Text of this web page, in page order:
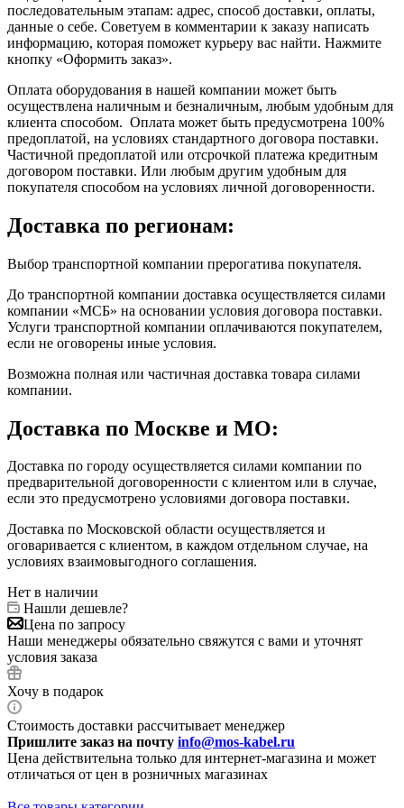
последовательным этапам: адрес, способ доставки, оплаты,
данные о себе. Советуем в комментарии к заказу написать
информацию, которая поможет курьеру вас найти. Нажмите
кнопку «Оформить заказ».
Оплата оборудования в нашей компании может быть
осуществлена наличным и безналичным, любым удобным для
клиента способом. Оплата может быть предусмотрена 100%
предоплатой, на условиях стандартного договора поставки.
Частичной предоплатой или отсрочкой платежа кредитным
договором поставки. Или любым другим удобным для
покупателя способом на условиях личной договоренности.
Доставка по регионам:
Выбор транспортной компании прерогатива покупателя.
До транспортной компании доставка осуществляется силами
компании «МСБ» на основании условия договора поставки.
Услуги транспортной компании оплачиваются покупателем,
если не оговорены иные условия.
Возможна полная или частичная доставка товара силами
компании.
Доставка по Москве и МО:
Доставка по городу осуществляется силами компании по
предварительной договоренности с клиентом или в случае,
если это предусмотрено условиями договора поставки.
Доставка по Московской области осуществляется и
оговаривается с клиентом, в каждом отдельном случае, на
условиях взаимовыгодного соглашения.
Нет в наличии
Нашли дешевле?
Цена по запросу
Наши менеджеры обязательно свяжутся с вами и уточнят
условия заказа
Хочу в подарок
Стоимость доставки рассчитывает менеджер
Пришлите заказ на почту info@mos-kabel.ru
Цена действительна только для интернет-магазина и может
отличаться от цен в розничных магазинах